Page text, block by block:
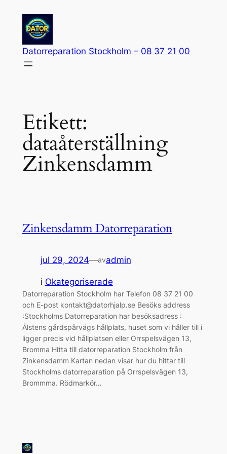
innehåll
Datorreparation Stockholm – 08 37 21 00
Etikett:
dataåterställning
Zinkensdamm
Zinkensdamm Datorreparation
jul 29, 2024—avadmin
i Okategoriserade
Datorreparation Stockholm har Telefon 08 37 21 00
och E-post kontakt@datorhjalp.se Besöks address
:Stockholms Datorreparation har besöksadress :
Ålstens gårdspårvägs hållplats, huset som vi håller till i
ligger precis vid hållplatsen eller Orrspelsvägen 13,
Bromma Hitta till datorreparation Stockholm från
Zinkensdamm Kartan nedan visar hur du hittar till
Stockholms datorreparation på Orrspelsvägen 13,
Brommma. Rödmarkör…